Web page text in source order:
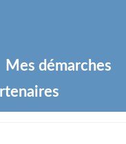
Mes démarches